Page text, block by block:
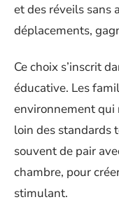
et des réveils sans
déplacements,
Ce choix s’inscrit
éducative. Les
environnement qui
loin des standards
souvent de pair
chambre, pour
stimulant.